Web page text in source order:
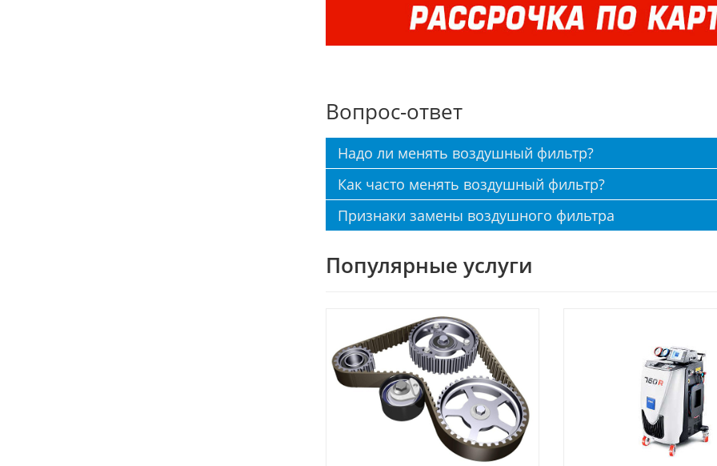
Вопрос-ответ
Надо ли менять воздушный фильтр?
Как часто менять воздушный фильтр?
Признаки замены воздушного фильтра
Популярные услуги